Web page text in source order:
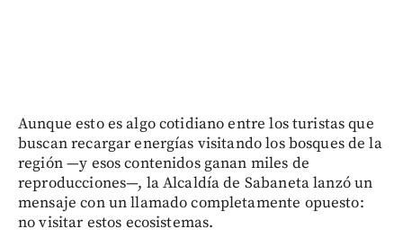
Aunque esto es algo cotidiano entre los turistas que
buscan recargar energías visitando los bosques de la
región —y esos contenidos ganan miles de
reproducciones—, la Alcaldía de Sabaneta lanzó un
mensaje con un llamado completamente opuesto:
no visitar estos ecosistemas.